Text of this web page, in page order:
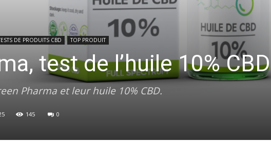
DE PRODUITS CBD TOP PRODUIT
test de l’huile 10% CBD
Pharma et leur huile 10% CBD.
145 0